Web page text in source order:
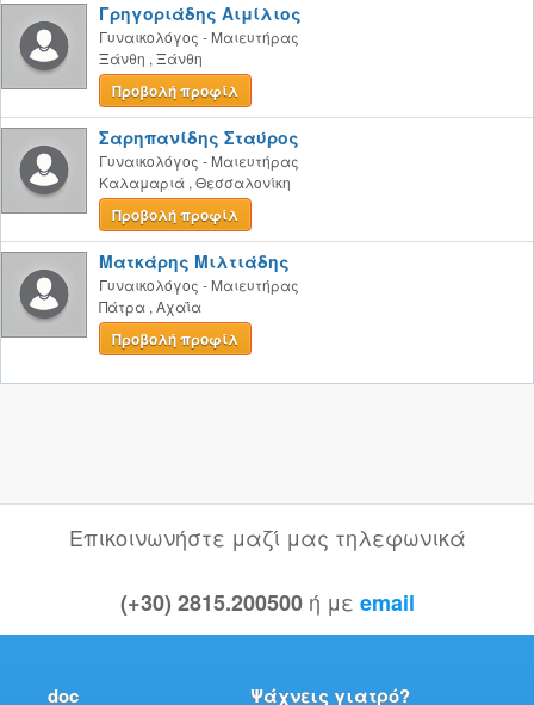
Γρηγοριάδης Αιμίλιος
Γυναικολόγος - Μαιευτήρας
Ξάνθη , Ξάνθη
Προβολή προφίλ
Σαρηπανίδης Σταύρος
Γυναικολόγος - Μαιευτήρας
Καλαμαριά , Θεσσαλονίκη
Προβολή προφίλ
Ματκάρης Μιλτιάδης
Γυναικολόγος - Μαιευτήρας
Πάτρα , Αχαΐα
Προβολή προφίλ
Επικοινωνήστε μαζί μας τηλεφωνικά
(+30) 2815.200500 ή με email
doc Ψάχνεις γιατρό?